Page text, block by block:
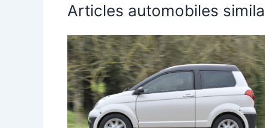
Articles automobiles